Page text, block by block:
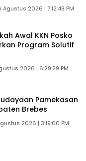
Agustus 2026 | 7:12:48 PM
Awal KKN Posko
Program Solutif
2026 | 6:29:29 PM
Pamekasan
Brebes
2026 | 3:19:00 PM